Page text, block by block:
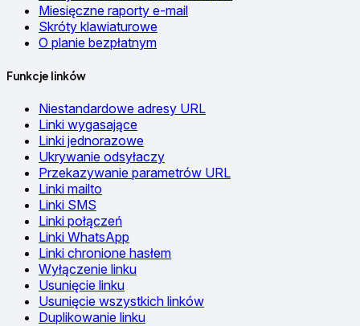
Miesięczne raporty e-mail
Skróty klawiaturowe
O planie bezpłatnym
Funkcje linków
Niestandardowe adresy URL
Linki wygasające
Linki jednorazowe
Ukrywanie odsyłaczy
Przekazywanie parametrów URL
Linki mailto
Linki SMS
Linki połączeń
Linki WhatsApp
Linki chronione hasłem
Wyłączenie linku
Usunięcie linku
Usunięcie wszystkich linków
Duplikowanie linku